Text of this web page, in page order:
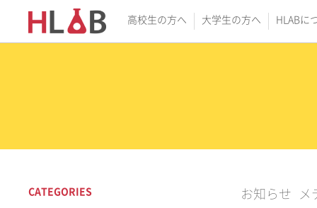
高校生の方へ 大学生の方へ HLABに
お知らせ メ
CATEGORIES